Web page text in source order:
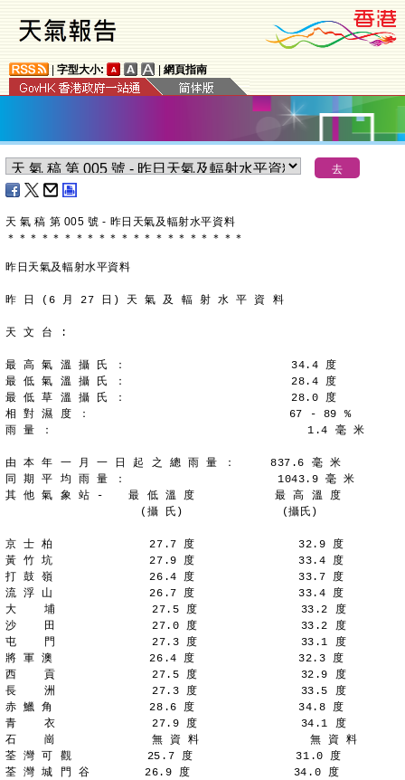
字型大小: 網頁指南
天 氣 稿 第 005 號 - 昨日天氣及輻射水平資料
＊ ＊ ＊ ＊ ＊ ＊ ＊ ＊ ＊ ＊ ＊ ＊ ＊ ＊ ＊ ＊ ＊ ＊ ＊ ＊ ＊
昨日天氣及輻射水平資料
昨 日 (6 月 27 日) 天 氣 及 輻 射 水 平 資 料
天 文 台 :
最 高 氣 溫 攝 氏 ：                        34.4 度
最 低 氣 溫 攝 氏 ：                        28.4 度
最 低 草 溫 攝 氏 ：                        28.0 度
相 對 濕 度 ：                             67 - 89 %
雨 量 ：                                     1.4 毫 米
由 本 年 一 月 一 日 起 之 總 雨 量 ：     837.6 毫 米
同 期 平 均 雨 量 ：                      1043.9 毫 米
其 他 氣 象 站 - 　 最 低 溫 度 　         最 高 溫 度
(攝 氏)　　 　   　 　 (攝氏)
京 士 柏              27.7 度               32.9 度
黃 竹 坑              27.9 度               33.4 度
打 鼓 嶺              26.4 度               33.7 度
流 浮 山              26.7 度               33.4 度
大    埔              27.5 度               33.2 度
沙    田              27.0 度               33.2 度
屯    門              27.3 度               33.1 度
將 軍 澳              26.4 度               32.3 度
西    貢              27.5 度               32.9 度
長    洲              27.3 度               33.5 度
赤 鱲 角              28.6 度               34.8 度
青    衣              27.9 度               34.1 度
石    崗              無 資 料                無 資 料
荃 灣 可 觀           25.7 度               31.0 度
荃 灣 城 門 谷        26.9 度               34.0 度